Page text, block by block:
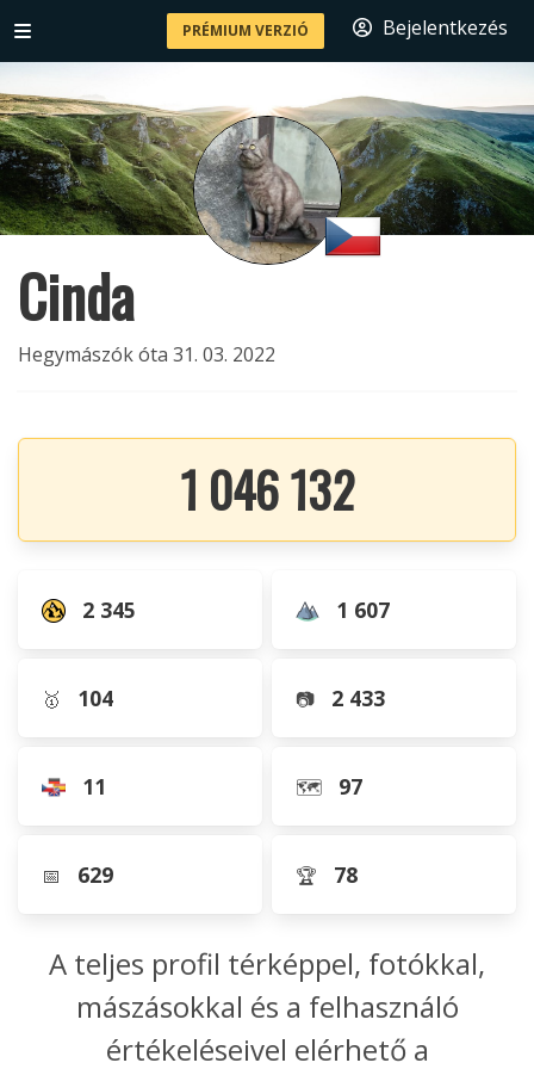
PRÉMIUM VERZIÓ Bejelentkezés
Cinda
Hegymászók óta 31. 03. 2022
1 046 132
2 345 1 607
🥇 104 📷 2 433
11 🗺️ 97
📅 629 🏆 78
A teljes profil térképpel, fotókkal,
mászásokkal és a felhasználó
értékeléseivel elérhető a